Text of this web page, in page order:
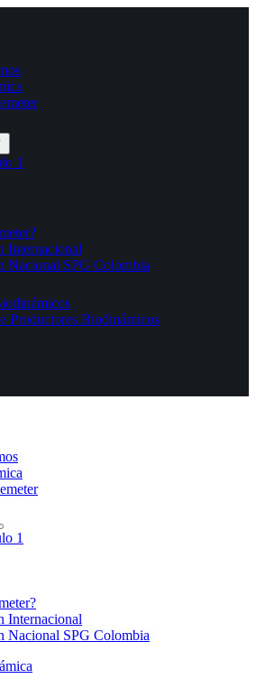
1
Internacional
Nacional SPG Colombia
Productores Biodinámicos
1
Internacional
Nacional SPG Colombia